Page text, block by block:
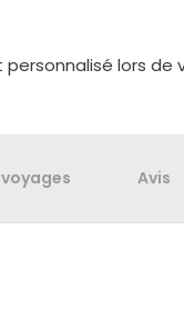
lors de
Avis